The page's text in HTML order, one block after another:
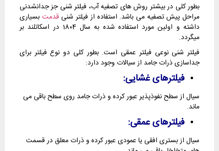
بطور کلی در بیشتر روش های تصفیه آب، فیلتر شنی جز جدانشدنی
مراحل پیش تصفیه می باشد. استفاده از فیلتر شنی قدمت بسیاری
داشته و اولین مورد استفاده شده به سال 1804 در اسکاتلند بر
میگردد.
فیلتر شنی نوعی فیلتر عمقی است. بطور کلی دو نوع فیلتر برای
جداسازی ذرات جامد از سیالات وجود دارد:
فیلترهای غشایی:
سیال از سطح نفوذپذیر عبور کرده و ذرات جامد روی سطح باقی می
ماند.
فیلترهای عمقی:
سیال از بستری افقی یا عمودی عبور کرده و ذرات معلق در قسمت